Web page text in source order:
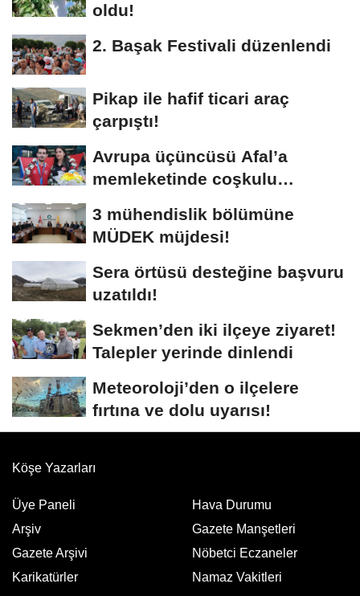
oldu!
2. Başak Festivali düzenlendi
Pikap ile hafif ticari araç
çarpıştı!
Avrupa üçüncüsü Afal’a
memleketinde coşkulu
3 mühendislik bölümüne
MÜDEK müjdesi!
Sera örtüsü desteğine başvuru
uzatıldı!
Sekmen’den iki ilçeye ziyaret!
Talepler yerinde dinlendi
Meteoroloji’den o ilçelere
fırtına ve dolu uyarısı!
Köşe Yazarları
Üye Paneli
Arşiv
Gazete Arşivi
Karikatürler
Hava Durumu
Gazete Manşetleri
Nöbetci Eczaneler
Namaz Vakitleri